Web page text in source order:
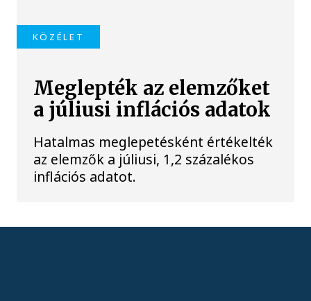
KÖZÉLET
Meglepték az elemzőket
a júliusi inflációs adatok
Hatalmas meglepetésként értékelték
az elemzők a júliusi, 1,2 százalékos
inflációs adatot.